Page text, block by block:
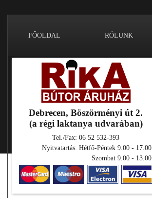
FŐOLDAL RÓLUNK
Debrecen, Böszörményi út 2.
(a régi laktanya udvarában)
Tel./Fax: 06 52 532-393
Nyitvatartás: Hétfő-Péntek 9.00 - 17.00
Szombat 9.00 - 13.00